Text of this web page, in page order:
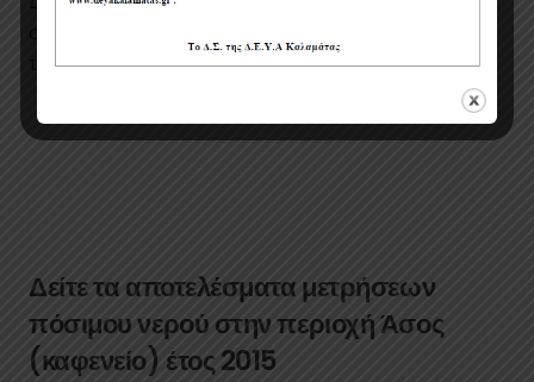
την μέτρηση στις : 4/2016
Δείτε τα αποτελέσματα μετρήσεων
πόσιμου νερού στην περιοχή Άσος
(καφενείο) έτος 2015